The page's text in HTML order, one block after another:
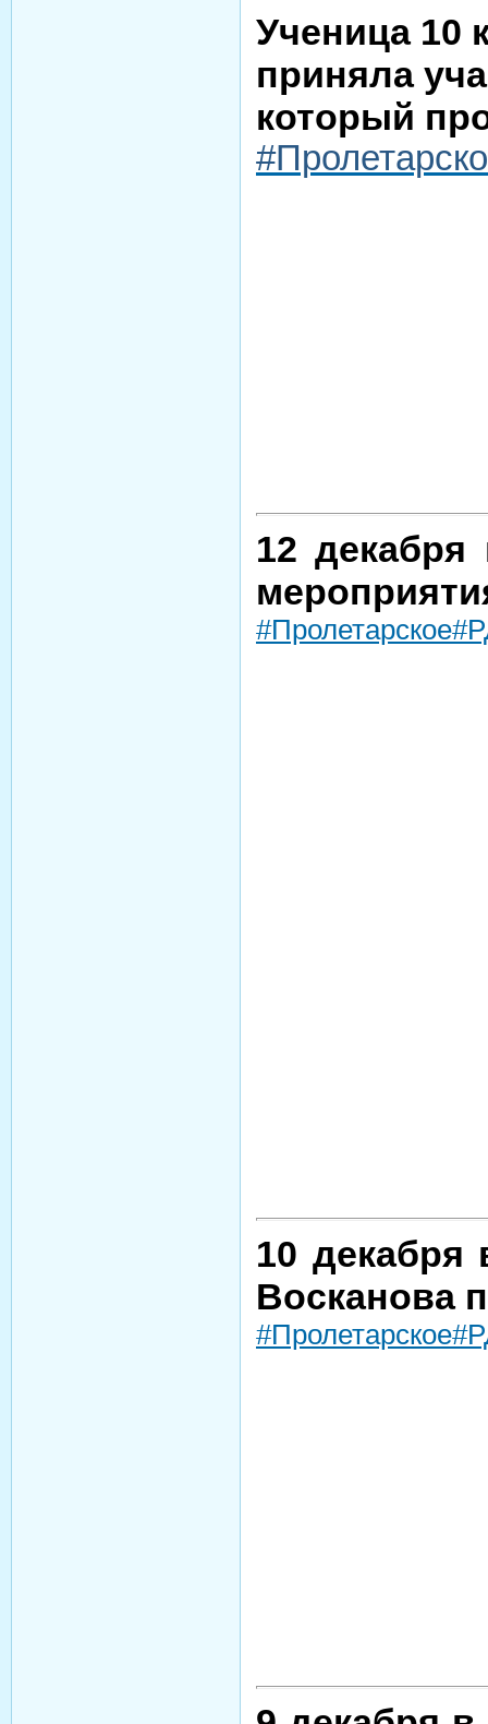
Ученица 10
приняла
который
12
#Пролетарское
10
Восканова
#Пролетарское